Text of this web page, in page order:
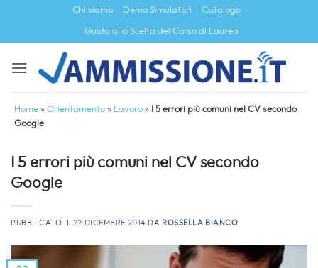
contenuti
Chi siamo Demo Simulatori Catalogo
Guida alla Scelta del Corso di Laurea
Home » Orientamento » Lavoro »
I 5 errori più comuni nel CV secondo
Google
I 5 errori più comuni nel CV secondo
Google
PUBBLICATO IL 22 DICEMBRE 2014 DA ROSSELLA BIANCO